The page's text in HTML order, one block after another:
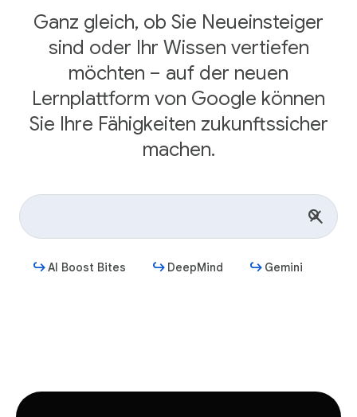
Ganz gleich, ob Sie Neueinsteiger
sind oder Ihr Wissen vertiefen
möchten – auf der neuen
Lernplattform von Google können
Sie Ihre Fähigkeiten zukunftssicher
machen.
AI Boost Bites DeepMind Gemini